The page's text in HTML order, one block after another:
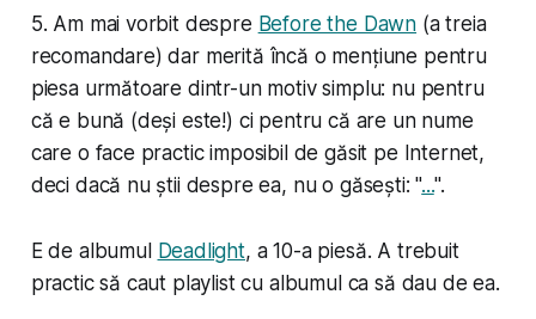
5. Am mai vorbit despre Before the Dawn (a treia
recomandare) dar merită încă o mențiune pentru
piesa următoare dintr-un motiv simplu: nu pentru
că e bună (deși este!) ci pentru că are un nume
care o face practic imposibil de găsit pe Internet,
deci dacă nu știi despre ea, nu o găsești: "...".
E de albumul Deadlight, a 10-a piesă. A trebuit
practic să caut playlist cu albumul ca să dau de ea.